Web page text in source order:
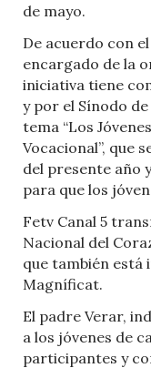
de mayo.
De acuerdo con
encargado de la
iniciativa tiene
y por el Sínodo
tema “Los
Vocacional”, que
del presente año
para que los
Fetv Canal 5
Nacional del
que también está
Magníficat.
El padre Verar,
a los jóvenes de
participantes y